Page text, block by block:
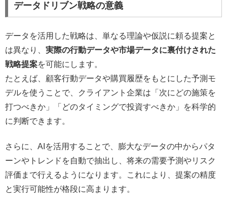
データドリブン戦略の意義
データを活用した戦略は、単なる理論や仮説に頼る提案と
は異なり、 実際の行動データや市場データに裏付けされた
戦略提案を可能にします。
たとえば、顧客行動データや購買履歴をもとにした予測モ
デルを使うことで、クライアント企業は「次にどの施策を
打つべきか」「どのタイミングで投資すべきか」を科学的
に判断できます。
さらに、AIを活用することで、膨大なデータの中からパタ
ーンやトレンドを自動で抽出し、将来の需要予測やリスク
評価まで行えるようになります。これにより、提案の精度
と実行可能性が格段に高まります。